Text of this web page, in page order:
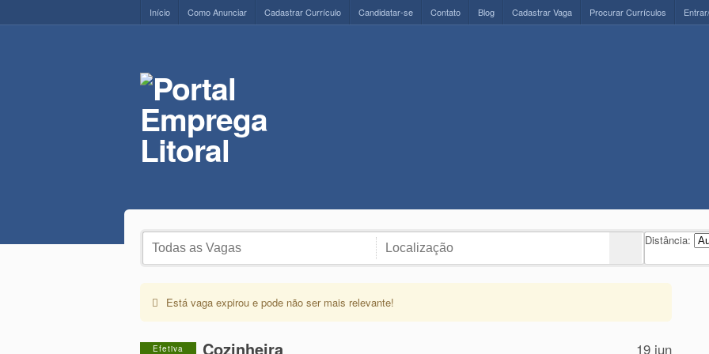
Início Como Anunciar Cadastrar Currículo Candidatar-se Contato Blog Procurar Currículos
Cadastrar Vaga
Distância:
Está vaga expirou e pode não ser mais relevante!
19 jun
Efetiva Cozinheira